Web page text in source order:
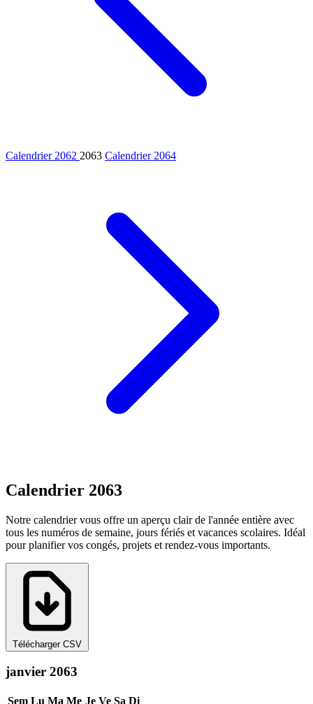
Calendrier 2062 2063 Calendrier 2064
Calendrier 2063
Notre calendrier vous offre un aperçu clair de l'année entière avec
tous les numéros de semaine, jours fériés et vacances scolaires. Idéal
pour planifier vos congés, projets et rendez-vous importants.
Télécharger CSV
janvier 2063
Sem Lu Ma Me Je Ve Sa Di